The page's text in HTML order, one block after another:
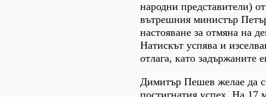
народни представители)
вътрешния министър
настояване за отмяна на
Натискът успява и
отлага, като задържаните
Димитър Пешев желае да
постигнатия успех. На 17